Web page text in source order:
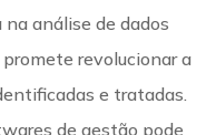
análise de dados
revolucionar a
e tratadas.
de gestão pode